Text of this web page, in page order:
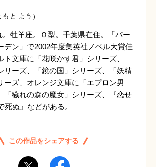
もと よう）
。牡羊座。Ｏ型。千葉県在住。「パー
デン」で2002年度集英社ノベル大賞佳
ト文庫に「花咲かす君」シリーズ、
リーズ、「鏡の国」シリーズ、「妖精
ーズ、オレンジ文庫に「エプロン男
「穢れの森の魔女」シリーズ、『恋せ
死ぬ』などがある。
この作品をシェアする